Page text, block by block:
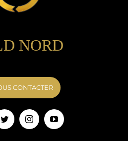
NORD
CONTACTER